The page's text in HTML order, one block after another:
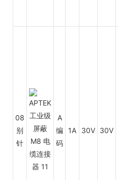
08
别
针
A
编
码
1A 30V 30V